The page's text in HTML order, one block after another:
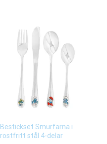
Bestickset Smurfarna i
rostfritt stål 4-delar